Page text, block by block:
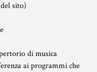
sito)
di musica
ai programmi che